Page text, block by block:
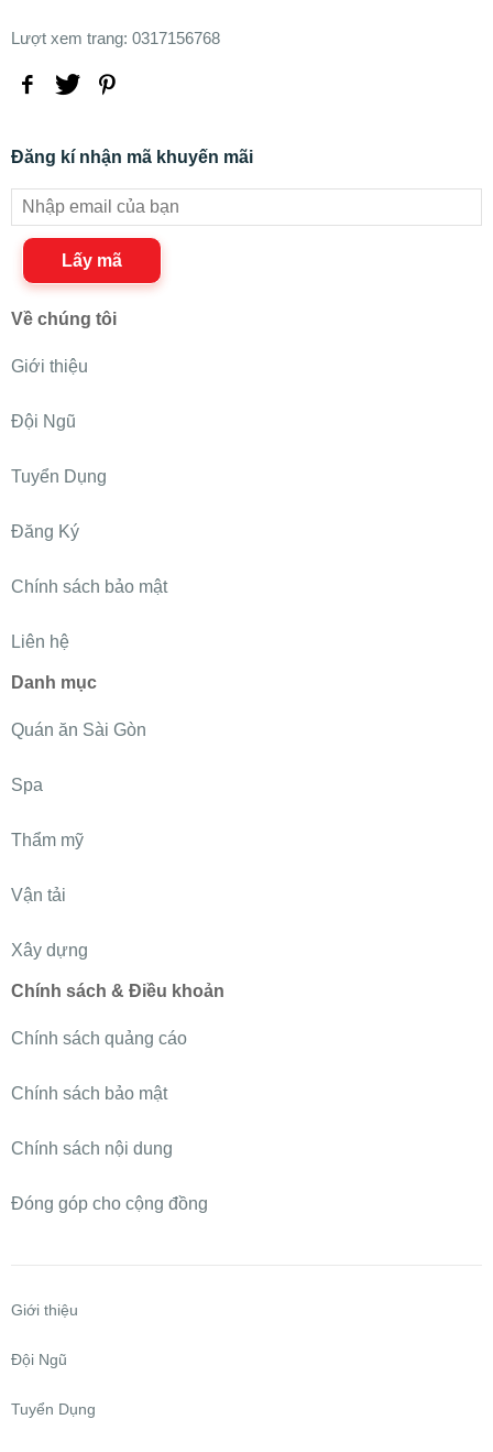
Lượt xem trang: 0317156768
Đăng kí nhận mã khuyến mãi
Lấy mã
Về chúng tôi
Giới thiệu
Đội Ngũ
Tuyển Dụng
Đăng Ký
Chính sách bảo mật
Liên hệ
Danh mục
Quán ăn Sài Gòn
Spa
Thẩm mỹ
Vận tải
Xây dựng
Chính sách & Điều khoản
Chính sách quảng cáo
Chính sách bảo mật
Chính sách nội dung
Đóng góp cho cộng đồng
Giới thiệu
Đội Ngũ
Tuyển Dụng